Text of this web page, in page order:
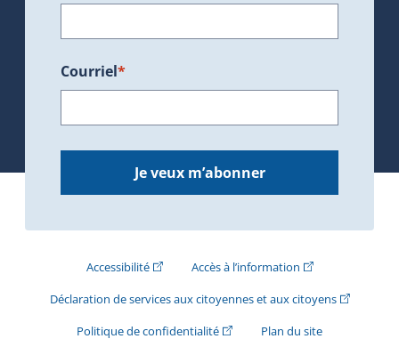
Courriel*
Je veux m’abonner
Accessibilité(Cet hyperlien externe s'ouvrira dans une
Accès à l’information(Cet hyperlien
Déclaration de services aux citoyennes et aux citoyens(Cet
Politique de confidentialité(Cet hyperlien externe s'ouvrira
Plan du site